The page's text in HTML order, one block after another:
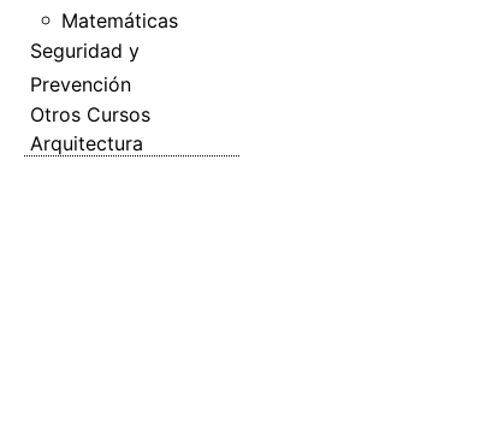
Matemáticas
Seguridad y
Prevención
Otros Cursos
Arquitectura